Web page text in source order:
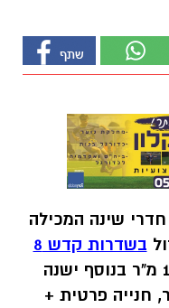
הדירה המדוברת היא דירת 4 חדרי שינה המכילה
בשדרות קדש 8
, גודל הדירה הוא 116 מ"ר בנוסף ישנה
גדולה בגודל 12 מ"ר, חנייה פרטית +